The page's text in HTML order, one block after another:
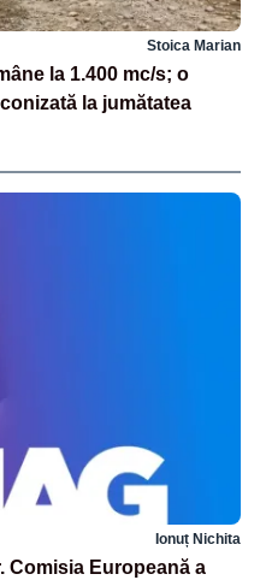
Stoica Marian
la 1.400 mc/s; o
la jumătatea
Ionuț Nichita
Comisia Europeană a